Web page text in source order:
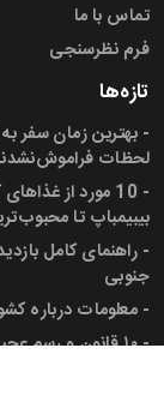
تماس با ما
فرم نظرسنجی
تازه‌ها
- بهترین زمان سفر
لحظات
-
10 مورد از
بیبیمباپ تا
-
جنوبی
- معلومات درباره
-۱۰ قانون و رسم عجیب در آفریقای جنوبی که هر گردشگر باید بداند!